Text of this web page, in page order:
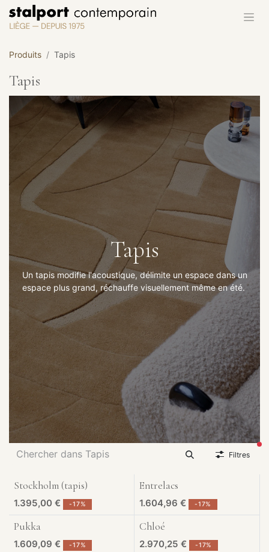
Se rendre au contenu
Produits Tapis
Tapis
Tapis
Un tapis modifie l'acoustique, délimite un espace dans un
espace plus grand, réchauffe visuellement même en été.
Filtres
Exposé à Liège
Stockholm (tapis)
1.395,00 € -17%
Exposé à Liège
Entrelacs
1.604,96 € -17%
Exposé à Liège
Pukka
1.609,09 € -17%
Exposé à Liège
Chloé
2.970,25 € -17%